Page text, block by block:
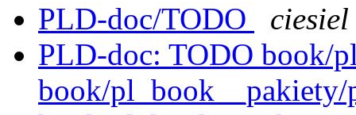
PLD-doc/TODO
ciesiel
PLD-doc: TODO book/
book/pl_book__pakiety/